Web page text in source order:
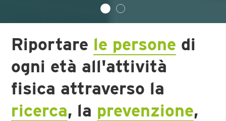
Home Otb Slide 1
Riportare le persone di
ogni età all'attività
fisica attraverso la
ricerca, la prevenzione,